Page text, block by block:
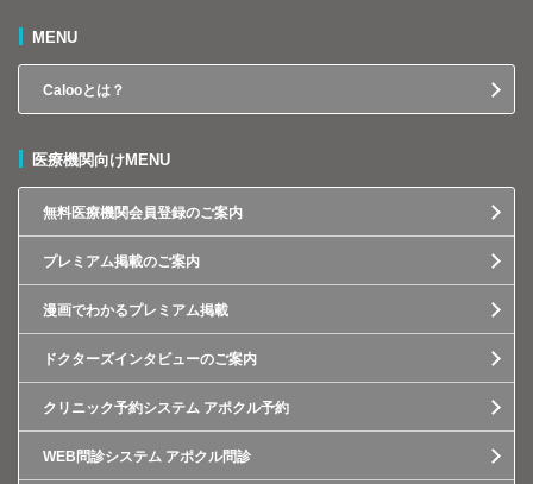
MENU
Calooとは？
医療機関向けMENU
無料医療機関会員登録のご案内
プレミアム掲載のご案内
漫画でわかるプレミアム掲載
ドクターズインタビューのご案内
クリニック予約システム アポクル予約
WEB問診システム アポクル問診